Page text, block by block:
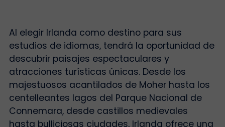
Al elegir Irlanda como destino para sus
estudios de idiomas, tendrá la oportunidad de
descubrir paisajes espectaculares y
atracciones turísticas únicas. Desde los
majestuosos acantilados de Moher hasta los
centelleantes lagos del Parque Nacional de
Connemara, desde castillos medievales
hasta bulliciosas ciudades, Irlanda ofrece una